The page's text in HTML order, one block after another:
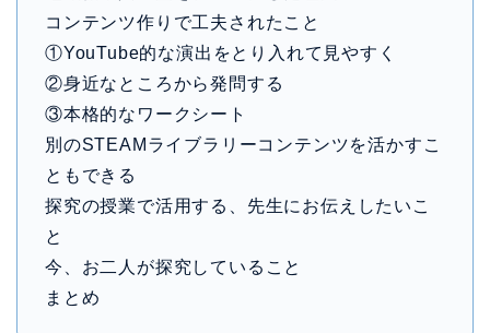
コンテンツ作りで工夫されたこと
①YouTube的な演出をとり入れて見やすく
②身近なところから発問する
③本格的なワークシート
別のSTEAMライブラリーコンテンツを活かすこ
ともできる
探究の授業で活用する、先生にお伝えしたいこ
と
今、お二人が探究していること
まとめ